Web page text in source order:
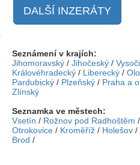
DALŠÍ INZERÁTY
Seznámení v krajích:
Jihomoravský / Jihočeský /
Královéhradecký / Liberecký /
Pardubický / Plzeňský / Praha a
Zlínský
Seznamka ve městech:
Vsetín / Rožnov pod Radhoštěm /
Otrokovice / Kroměříž / Holešov /
Brod /